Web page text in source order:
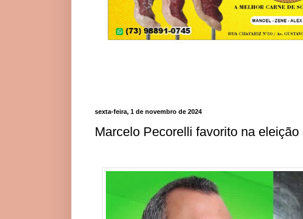
sexta-feira, 1 de novembro de 2024
Marcelo Pecorelli favorito na